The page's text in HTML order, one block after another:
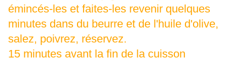
émincés-les et faites-les revenir quelques
minutes dans du beurre et de l'huile d'olive,
salez, poivrez, réservez.
15 minutes avant la fin de la cuisson